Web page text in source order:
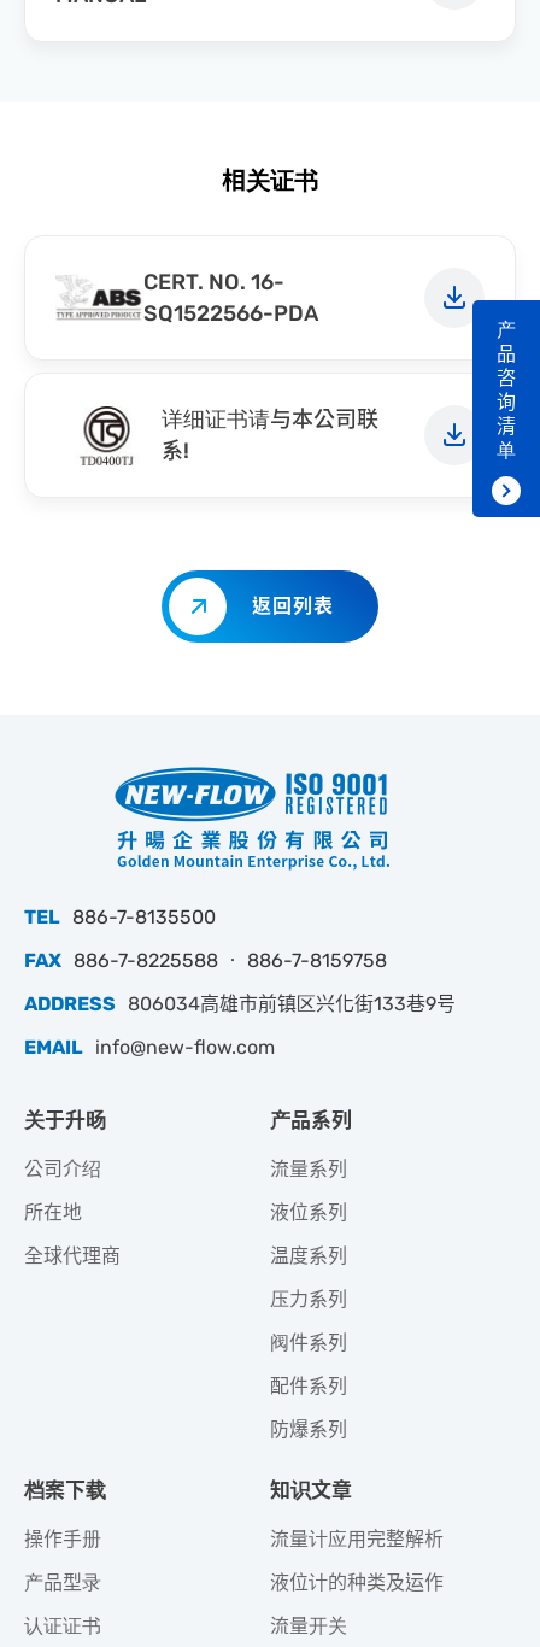
相关证书
CERT. NO. 16-
SQ1522566-PDA
详细证书请与本公司联
系!
返回列表
产
品
咨
询
清
单
TEL 886-7-8135500
FAX 886-7-8225588 ‧ 886-7-8159758
ADDRESS
806034高雄市前镇区兴化街133巷9号
EMAIL info@new-flow.com
关于升旸
公司介绍
所在地
全球代理商
产品系列
流量系列
液位系列
温度系列
压力系列
阀件系列
配件系列
防爆系列
档案下载
操作手册
产品型录
认证证书
知识文章
流量计应用完整解析
液位计的种类及运作
流量开关